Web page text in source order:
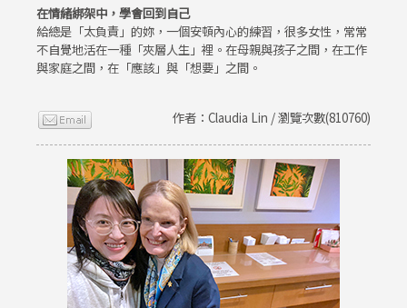
在情緒綁架中，學會回到自己
給總是「太負責」的妳，一個安頓內心的練習，很多女性，常常
不自覺地活在一種「夾層人生」裡。在母親與孩子之間，在工作
與家庭之間，在「應該」與「想要」之間。
作者：Claudia Lin / 瀏覽次數(810760)